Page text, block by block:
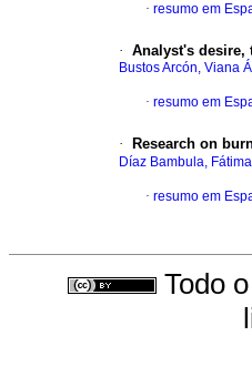
· resumo em
· Analyst's desire,
Bustos Arcón, Viana
· resumo em
· Research on
Díaz Bambula, Fátima
· resumo em
Todo